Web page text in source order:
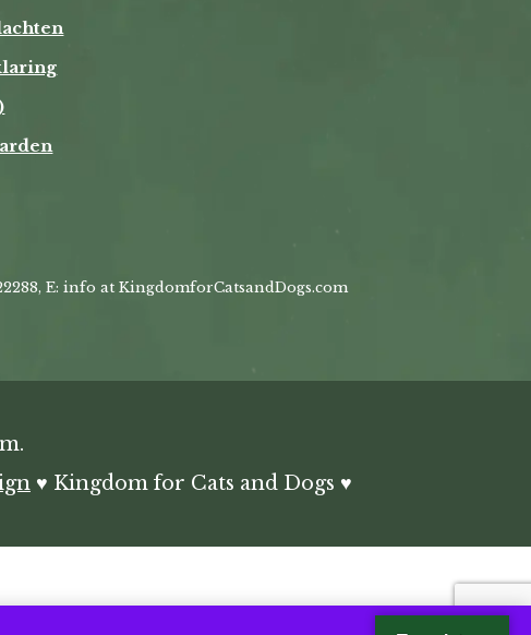
E: info at KingdomforCatsandDogs.com
♥ Kingdom for Cats and Dogs ♥